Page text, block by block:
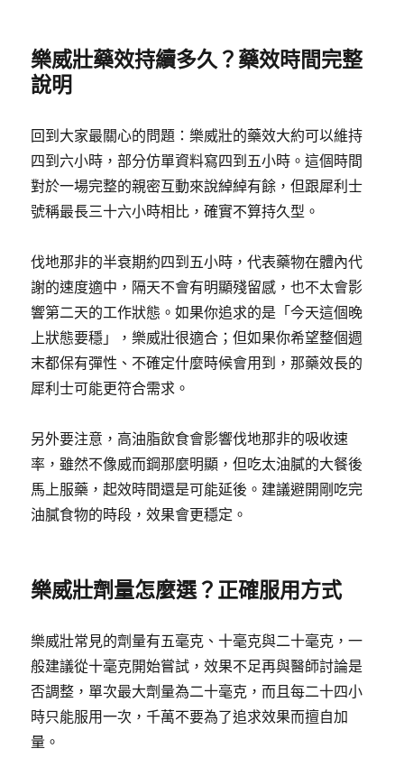
樂威壯藥效持續多久？藥效時間完整
說明
回到大家最關心的問題：樂威壯的藥效大約可以維持
四到六小時，部分仿單資料寫四到五小時。這個時間
對於一場完整的親密互動來說綽綽有餘，但跟犀利士
號稱最長三十六小時相比，確實不算持久型。
伐地那非的半衰期約四到五小時，代表藥物在體內代
謝的速度適中，隔天不會有明顯殘留感，也不太會影
響第二天的工作狀態。如果你追求的是「今天這個晚
上狀態要穩」，樂威壯很適合；但如果你希望整個週
末都保有彈性、不確定什麼時候會用到，那藥效長的
犀利士可能更符合需求。
另外要注意，高油脂飲食會影響伐地那非的吸收速
率，雖然不像威而鋼那麼明顯，但吃太油膩的大餐後
馬上服藥，起效時間還是可能延後。建議避開剛吃完
油膩食物的時段，效果會更穩定。
樂威壯劑量怎麼選？正確服用方式
樂威壯常見的劑量有五毫克、十毫克與二十毫克，一
般建議從十毫克開始嘗試，效果不足再與醫師討論是
否調整，單次最大劑量為二十毫克，而且每二十四小
時只能服用一次，千萬不要為了追求效果而擅自加
量。